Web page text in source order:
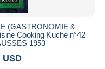
(GASTRONOMIE &
Cooking Kuche n°42
1953
USD